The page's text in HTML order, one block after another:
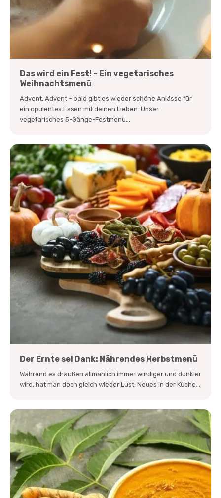
Das wird ein Fest! – Ein vegetarisches
Weihnachtsmenü
Advent, Advent – bald gibt es wieder schöne Anlässe für
ein opulentes Essen mit deinen Lieben. Unser
vegetarisches 5-Gänge-Festmenü...
Der Ernte sei Dank: Nährendes Herbstmenü
Während es draußen allmählich immer windiger und dunkler
wird, hat man doch gleich wieder Lust, Neues in der Küche...